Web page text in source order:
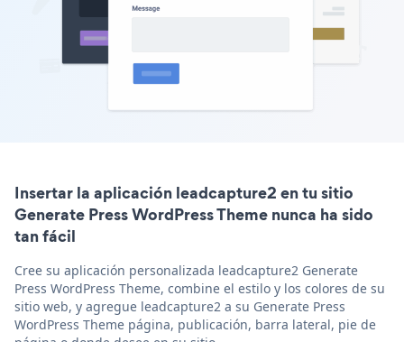
Insertar la aplicación leadcapture2 en tu sitio
Generate Press WordPress Theme nunca ha sido
tan fácil
Cree su aplicación personalizada leadcapture2 Generate
Press WordPress Theme, combine el estilo y los colores de su
sitio web, y agregue leadcapture2 a su Generate Press
WordPress Theme página, publicación, barra lateral, pie de